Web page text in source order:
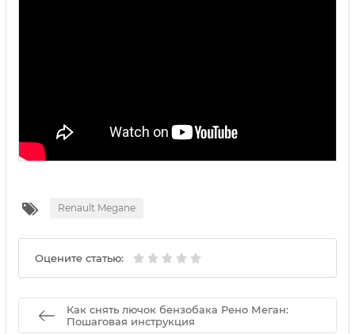
Renault Megane
Оцените статью:
Как снять лючок бензобака Рено Меган:
Пошаговая инструкция